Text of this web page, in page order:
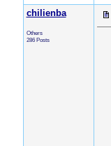
chilienba
Others
286 Posts